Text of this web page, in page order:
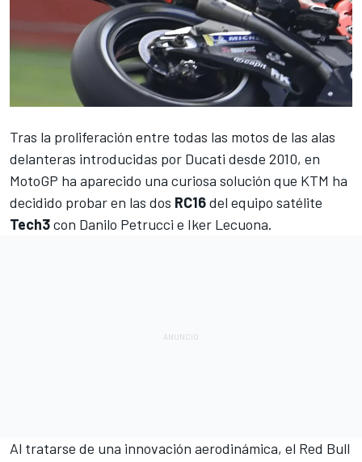
Tras la proliferación entre todas las motos de las alas
delanteras introducidas por Ducati desde 2010, en
MotoGP ha aparecido una curiosa solución que KTM ha
decidido probar en las dos RC16del equipo satélite
Tech3con Danilo Petrucci e Iker Lecuona.
Al tratarse de una innovación aerodinámica, el Red Bull